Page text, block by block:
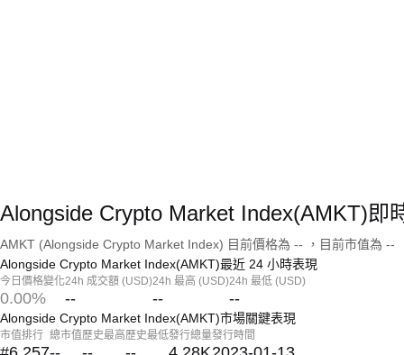
Alongside Crypto Market Index(AMKT)即
AMKT (Alongside Crypto Market Index) 目前價格為 -- ，目前市值為 --
Alongside Crypto Market Index(AMKT)最近 24 小時表現
今日價格變化
0.00%
24h 成交額 (USD)
--
24h 最高 (USD)
--
24h 最低 (USD)
--
Alongside Crypto Market Index(AMKT)市場關鍵表現
市值排行 總市值歷史最高歷史最低發行總量發行時間